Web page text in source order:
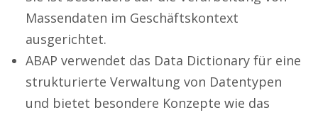
Massendaten im Geschäftskontext
ausgerichtet.
ABAP verwendet das Data Dictionary für eine
strukturierte Verwaltung von Datentypen
und bietet besondere Konzepte wie das